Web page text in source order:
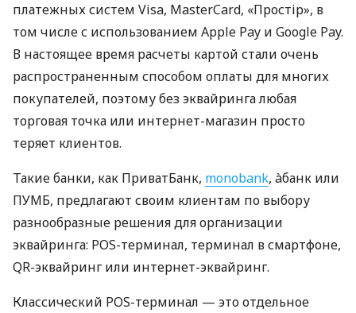
платежных систем Visa, MasterCard, «Простір», в
том числе с использованием Apple Pay и Google Pay.
В настоящее время расчеты картой стали очень
распространенным способом оплаты для многих
покупателей, поэтому без эквайринга любая
торговая точка или интернет-магазин просто
теряет клиентов.
Такие банки, как ПриватБанк, monobank, àбанк или
ПУМБ, предлагают своим клиентам по выбору
разнообразные решения для организации
эквайринга: POS-терминал, терминал в смартфоне,
QR-эквайринг или интернет-эквайринг.
Классический POS-терминал — это отдельное